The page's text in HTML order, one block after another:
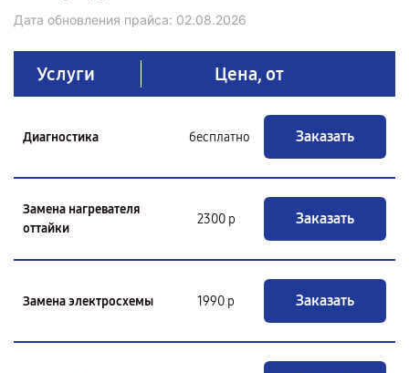
Дата обновления прайса: 02.08.2026
Услуги Цена, от
Диагностика бесплатно Заказать
Замена нагревателя
оттайки
2300 р Заказать
Замена электросхемы 1990 р Заказать